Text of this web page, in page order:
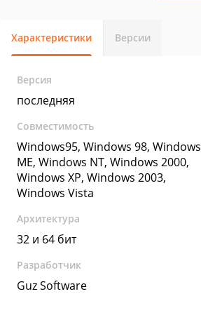
Характеристики Версии
Версия
последняя
Совместимость
Windows95, Windows 98, Windows
ME, Windows NT, Windows 2000,
Windows XP, Windows 2003,
Windows Vista
Архитектура
32 и 64 бит
Разработчик
Guz Software